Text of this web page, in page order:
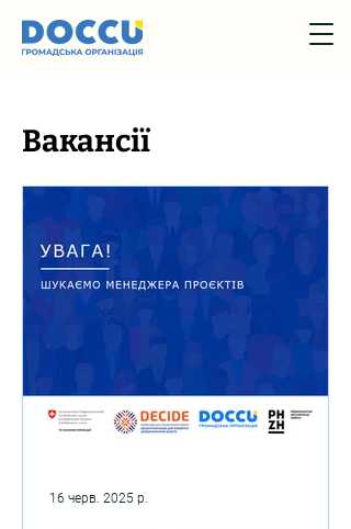
Вакансії
16 черв. 2025 р.